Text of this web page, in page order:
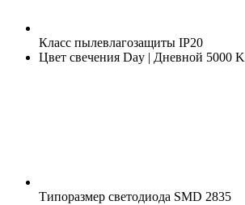
Класс пылевлагозащиты IP20
Цвет свечения Day | Дневной 5000 K
Типоразмер светодиода SMD 2835